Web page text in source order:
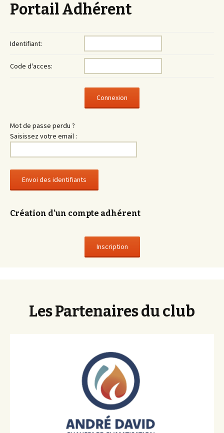
articles
Portail Adhérent
Identifiant:
Code d'acces:
Mot de passe perdu ?
Saisissez votre email :
Création d’un compte adhérent
Les Partenaires du club